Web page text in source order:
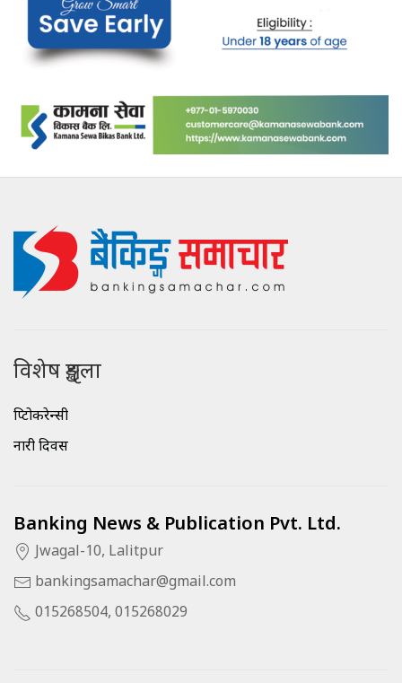
विशेष शृङ्खला
क्रिप्टोकरेन्सी
नारी दिवस
Banking News & Publication Pvt. Ltd.
Jwagal-10, Lalitpur
bankingsamachar@gmail.com
015268504, 015268029